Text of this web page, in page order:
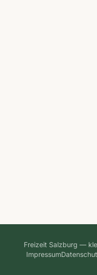
Freizeit Salzburg —
Impressum